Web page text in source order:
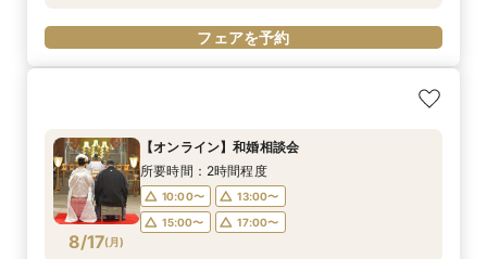
フェアを予約
8/17(月)
【オンライン】和婚相談会
所要時間：2時間程度
10:00〜
13:00〜
15:00〜
17:00〜